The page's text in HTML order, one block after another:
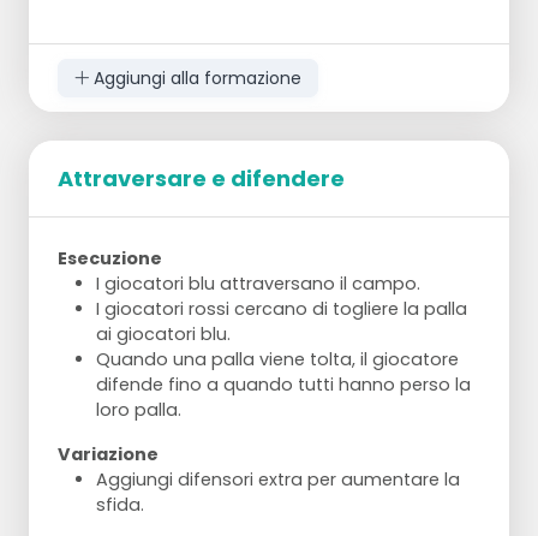
Rotolamento della palla
La palla è sul materassino.
Entrambi i giocatori con le mani sul bordo
del materassino, fanno rotolare la palla
l'uno verso l'altro.
Idem, ma dopo il contatto con la palla si
allontanano un po', in modo da girare
Palla tra le teste
Palla tra le teste dei giocatori.
Con le mani percorrono tutto il perimetro
del materassino.
Aggiungi alla formazione
Attraversare e difendere
Esecuzione
I giocatori blu attraversano il campo.
I giocatori rossi cercano di togliere la palla
ai giocatori blu.
Quando una palla viene tolta, il giocatore
difende fino a quando tutti hanno perso la
loro palla.
Variazione
Aggiungi difensori extra per aumentare la
sfida.